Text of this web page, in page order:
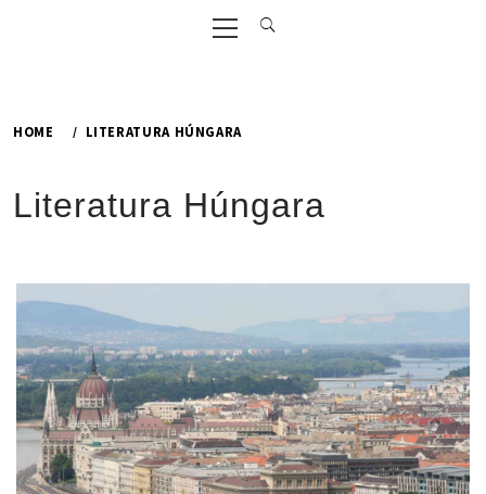
Primary
Menu
HOME LITERATURA HÚNGARA
Literatura Húngara